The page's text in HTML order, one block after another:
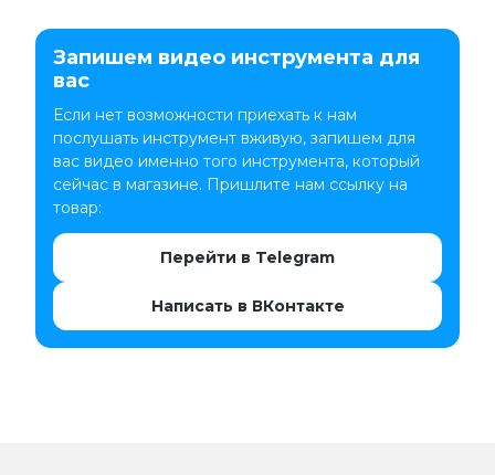
Запишем видео инструмента для
вас
Если нет возможности приехать к нам
послушать инструмент вживую, запишем для
вас видео именно того инструмента, который
сейчас в магазине. Пришлите нам ссылку на
товар:
Перейти в Telegram
Написать в ВКонтакте